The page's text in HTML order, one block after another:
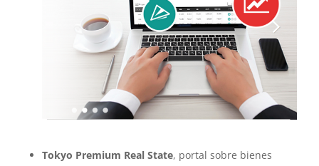
Tokyo Premium Real State, portal sobre bienes